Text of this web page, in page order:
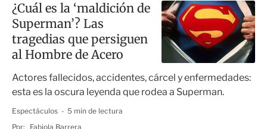
¿Cuál es la ‘maldición de
Superman’? Las
tragedias que persiguen
al Hombre de Acero
Actores fallecidos, accidentes, cárcel y enfermedades:
esta es la oscura leyenda que rodea a Superman.
Espectáculos
5 min de lectura
Por:
Fabiola Barrera